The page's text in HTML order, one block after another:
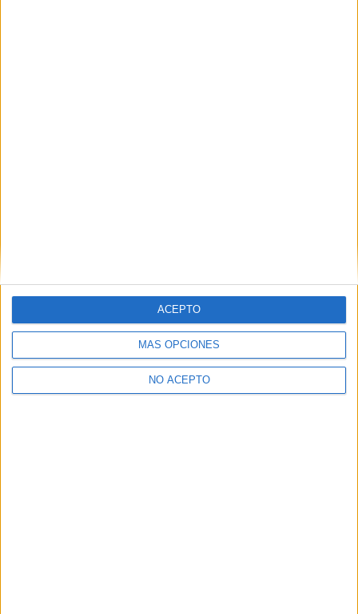
MÁS OPCIONES
NO ACEPTO
ACEPTO
Y como regalo de agradecimiento, por registrarte te daremos
gratis una copia de nuestro ebook con 100 consejos para tu
primer año de universidad